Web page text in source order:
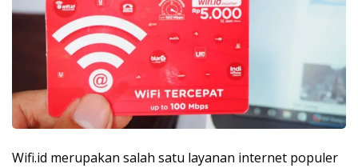
Wifi.id merupakan salah satu layanan internet populer